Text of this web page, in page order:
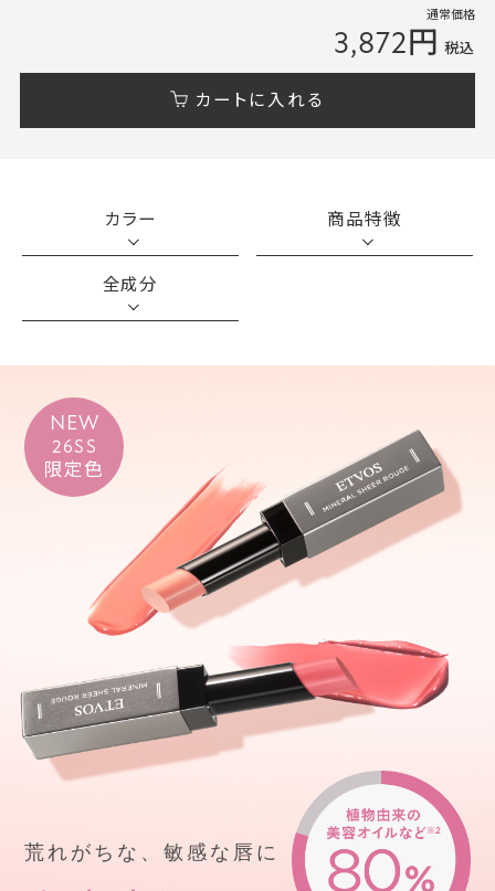
通常価格
3,872円 税込
カートに入れる
カラー 商品特徴
全成分
NEW
26SS
限定色
荒れがちな、敏感な唇に